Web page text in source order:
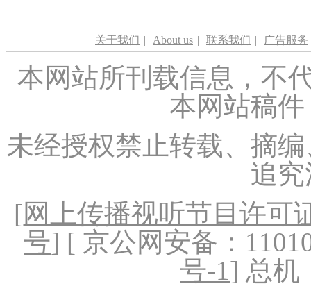
关于我们 | About us | 联系我们 | 广告服务
本网站所刊载信息，不
本网站稿
未经授权禁止转载、摘
追
[网上传播视听节目许可
号] [ 京公网安备：
号-1] 总机